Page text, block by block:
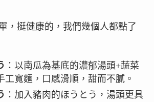
，挺健康的，我們幾個人都點了
：以南瓜為基底的濃郁湯頭+蔬菜
工寬麵，口感滑順，甜而不膩。
：加入豬肉的ほうとう，湯頭更具